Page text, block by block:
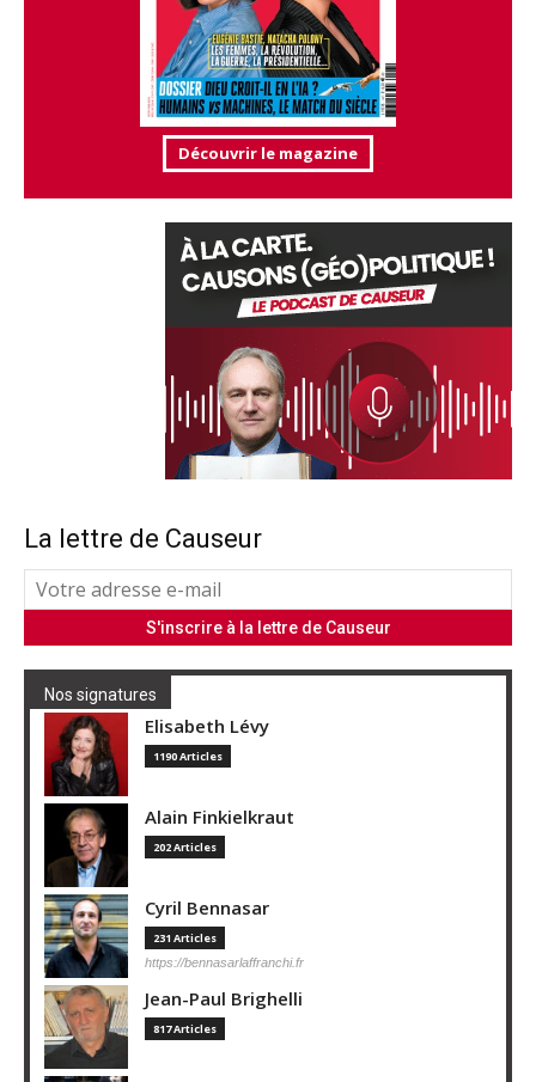
Découvrir le magazine
La lettre de Causeur
Nos signatures
Elisabeth Lévy
1190 Articles
Alain Finkielkraut
202 Articles
Cyril Bennasar
231 Articles
https://bennasarlaffranchi.fr
Jean-Paul Brighelli
817 Articles